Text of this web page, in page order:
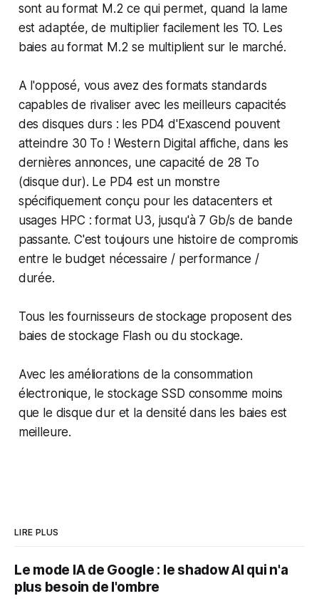
sont au format M.2 ce qui permet, quand la lame
est adaptée, de multiplier facilement les TO. Les
baies au format M.2 se multiplient sur le marché.
A l'opposé, vous avez des formats standards
capables de rivaliser avec les meilleurs capacités
des disques durs : les PD4 d'Exascend pouvent
atteindre 30 To ! Western Digital affiche, dans les
dernières annonces, une capacité de 28 To
(disque dur). Le PD4 est un monstre
spécifiquement conçu pour les datacenters et
usages HPC : format U3, jusqu'à 7 Gb/s de bande
passante. C'est toujours une histoire de compromis
entre le budget nécessaire / performance /
durée.
Tous les fournisseurs de stockage proposent des
baies de stockage Flash ou du stockage.
Avec les améliorations de la consommation
électronique, le stockage SSD consomme moins
que le disque dur et la densité dans les baies est
meilleure.
LIRE PLUS
Le mode IA de Google : le shadow AI qui n'a
plus besoin de l'ombre